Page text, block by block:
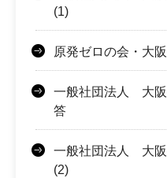
(1)
原発ゼロの会・大
一般社団法人 大
答
一般社団法人 大
(2)